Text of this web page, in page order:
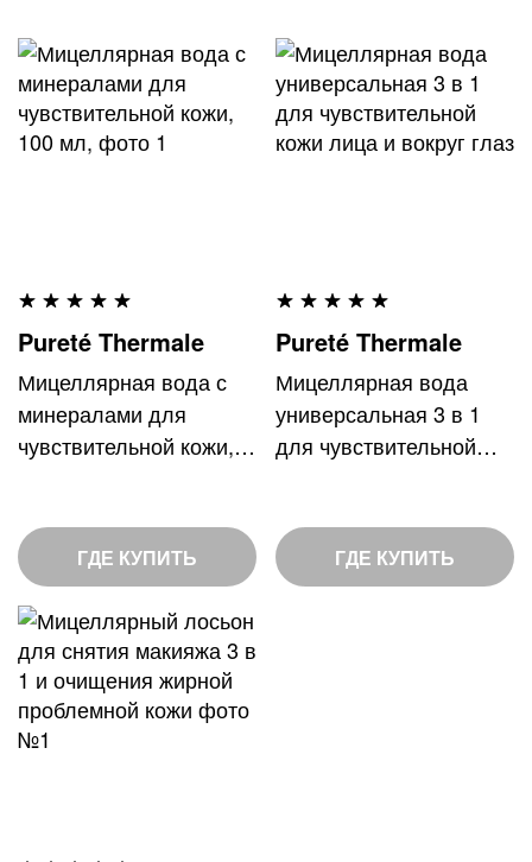
ДОБАВИТЬ
СПИСОК
ЖЕЛАНИЙ
Рейтинг:
Pureté Thermale
Мицеллярная вода с
минералами для
чувствительной кожи,
ГДЕ КУПИТЬ
Рейтинг:
Pureté Thermale
Мицеллярная вода
универсальная 3 в 1
для чувствительной
ГДЕ КУПИТЬ
В